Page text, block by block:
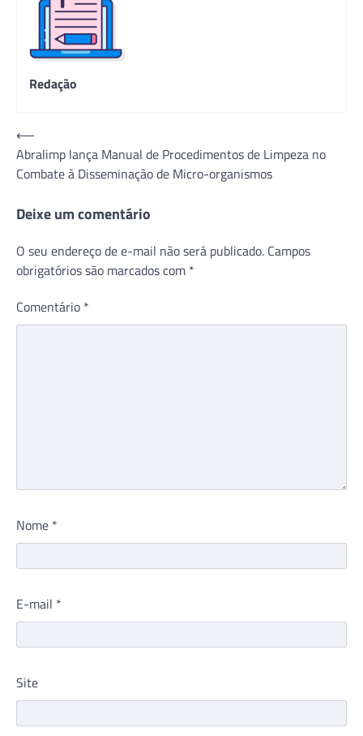
Redação
Navegação
de
Post
⟵
Abralimp lança Manual de Procedimentos de Limpeza no
Combate à Disseminação de Micro-organismos
Deixe um comentário
O seu endereço de e-mail não será publicado. Campos
obrigatórios são marcados com *
Comentário *
Nome *
E-mail *
Site